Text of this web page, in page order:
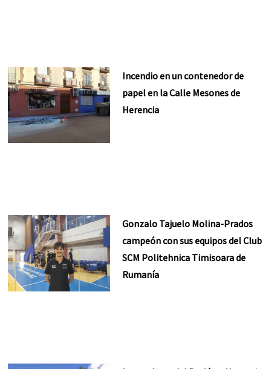
Incendio en un contenedor de
papel en la Calle Mesones de
Herencia
Gonzalo Tajuelo Molina-Prados
campeón con sus equipos del Club
SCM Politehnica Timisoara de
Rumanía